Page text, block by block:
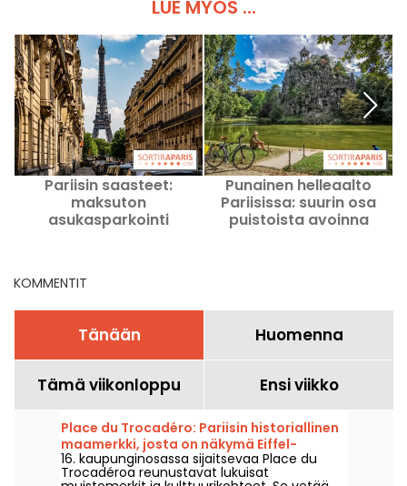
LUE MYÖS ...
Pariisin saasteet:
maksuton
asukasparkointi
Punainen helleaalto
Pariisissa: suurin osa
puistoista avoinna
KOMMENTIT
Tänään Huomenna
Tämä viikonloppu Ensi viikko
Place du Trocadéro: Pariisin historiallinen
maamerkki, josta on näkymä Eiffel-
tornille.
16. kaupunginosassa sijaitsevaa Place du
Trocadéroa reunustavat lukuisat